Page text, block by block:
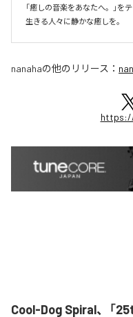
「癒しの音楽をあなたへ。」を
生きる人々に静かな癒しを。
nanahaの他のリリース：
Cool-Dog Spiral、「